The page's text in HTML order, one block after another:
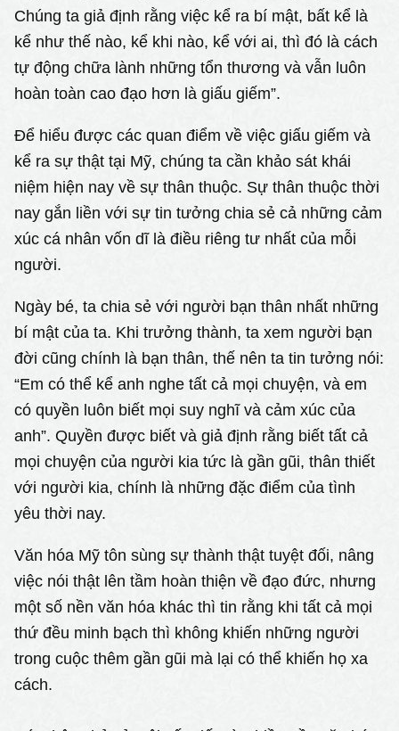
Chúng ta giả định rằng việc kể ra bí mật, bất kể là
kể như thế nào, kể khi nào, kể với ai, thì đó là cách
tự động chữa lành những tổn thương và vẫn luôn
hoàn toàn cao đạo hơn là giấu giếm”.
Để hiểu được các quan điểm về việc giấu giếm và
kể ra sự thật tại Mỹ, chúng ta cần khảo sát khái
niệm hiện nay về sự thân thuộc. Sự thân thuộc thời
nay gắn liền với sự tin tưởng chia sẻ cả những cảm
xúc cá nhân vốn dĩ là điều riêng tư nhất của mỗi
người.
Ngày bé, ta chia sẻ với người bạn thân nhất những
bí mật của ta. Khi trưởng thành, ta xem người bạn
đời cũng chính là bạn thân, thế nên ta tin tưởng nói:
“Em có thể kể anh nghe tất cả mọi chuyện, và em
có quyền luôn biết mọi suy nghĩ và cảm xúc của
anh”. Quyền được biết và giả định rằng biết tất cả
mọi chuyện của người kia tức là gần gũi, thân thiết
với người kia, chính là những đặc điểm của tình
yêu thời nay.
Văn hóa Mỹ tôn sùng sự thành thật tuyệt đối, nâng
việc nói thật lên tầm hoàn thiện về đạo đức, nhưng
một số nền văn hóa khác thì tin rằng khi tất cả mọi
thứ đều minh bạch thì không khiến những người
trong cuộc thêm gần gũi mà lại có thể khiến họ xa
cách.